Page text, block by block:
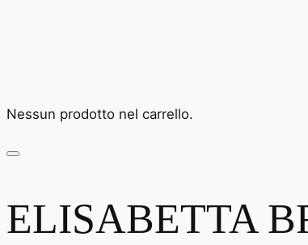
Nessun prodotto nel carrello.
ELISABETTA